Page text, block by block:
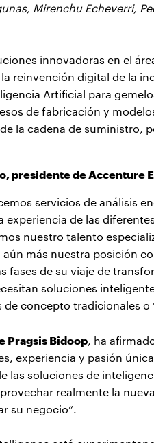
Mirenchu Echeverri,
innovadoras en el
reinvención digital de la
Artificial para
de fabricación y
la cadena de suministro,
presidente de Accenture
servicios de análisis
de las
nuestro talento
más nuestra posición
fases de su viaje de
soluciones
concepto tradicionales o
Pragsis Bidoop, ha
experiencia y pasión
las soluciones de
realmente la
su negocio”.